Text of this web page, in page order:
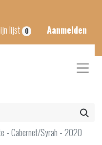
lijst 0 Aanmelden
- Cabernet/Syrah - 2020